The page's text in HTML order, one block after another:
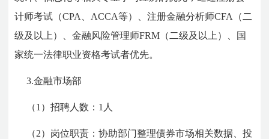
计师考试（CPA、ACCA等）、注册金融分析师CFA（二
级及以上）、金融风险管理师FRM（二级及以上）、国
家统一法律职业资格考试者优先。
3.金融市场部
（1）招聘人数：1人
（2）岗位职责：协助部门整理债券市场相关数据、投